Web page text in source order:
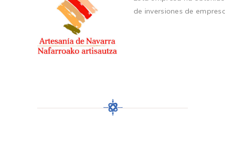
de inversiones de